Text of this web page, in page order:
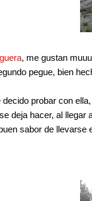
, me gustan
pegue, bien
probar con
deja hacer, al
sabor de llevarse